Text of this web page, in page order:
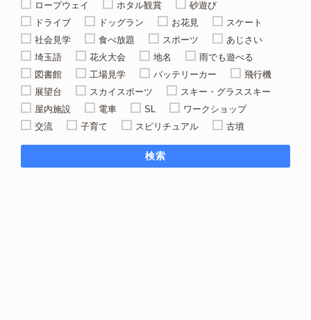
ロープウェイ
ホタル観賞
砂遊び
ドライブ
ドッグラン お花見
スケート
社会見学
食べ放題 スポーツ
あじさい
埼玉語
花火大会 地名
雨でも遊べる
図書館
工場見学 バッテリーカー
飛行機
展望台
スカイスポーツ
スキー・グラススキー
屋内施設
電車 SL
ワークショップ
交流
子育て スピリチュアル 古墳
検索